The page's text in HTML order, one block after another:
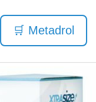
🛒 Metadrol